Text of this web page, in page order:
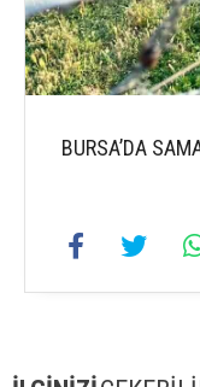
BURSA’DA